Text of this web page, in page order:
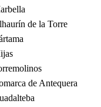
de la Torre
de Antequera